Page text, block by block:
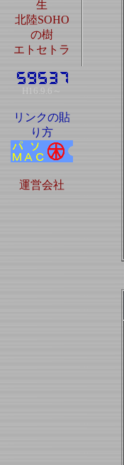
生
北陸SOHO
の樹
エトセトラ
H16.9.6～
リンクの貼
り方
運営会社